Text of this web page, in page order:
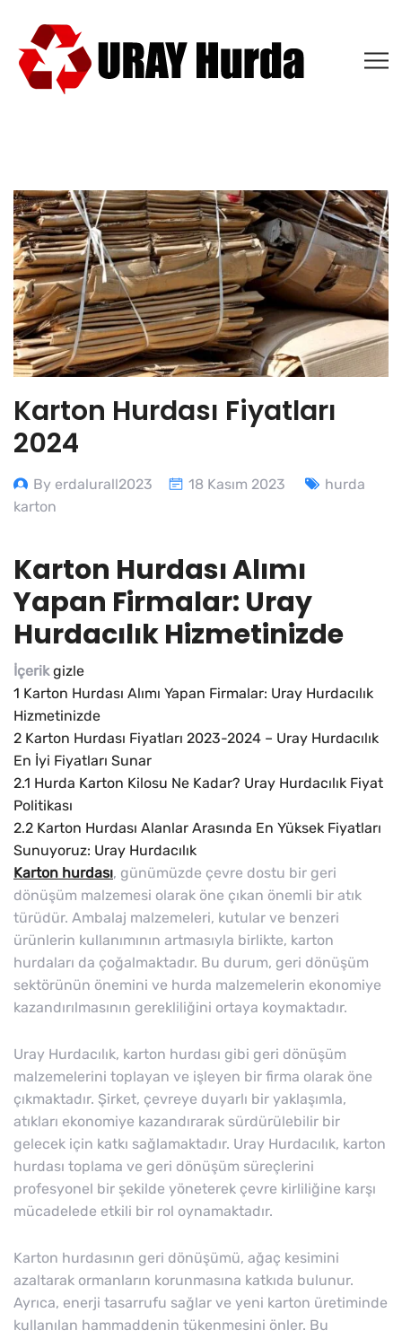
Karton Hurdası Fiyatları
2024
By erdalurall2023 18 Kasım 2023
hurda
karton
Karton Hurdası Alımı
Yapan Firmalar: Uray
Hurdacılık Hizmetinizde
İçerik gizle
1 Karton Hurdası Alımı Yapan Firmalar: Uray Hurdacılık
Hizmetinizde
2 Karton Hurdası Fiyatları 2023-2024 – Uray Hurdacılık
En İyi Fiyatları Sunar
2.1 Hurda Karton Kilosu Ne Kadar? Uray Hurdacılık Fiyat
Politikası
2.2 Karton Hurdası Alanlar Arasında En Yüksek Fiyatları
Sunuyoruz: Uray Hurdacılık
Karton hurdası, günümüzde çevre dostu bir geri
dönüşüm malzemesi olarak öne çıkan önemli bir atık
türüdür. Ambalaj malzemeleri, kutular ve benzeri
ürünlerin kullanımının artmasıyla birlikte, karton
hurdaları da çoğalmaktadır. Bu durum, geri dönüşüm
sektörünün önemini ve hurda malzemelerin ekonomiye
kazandırılmasının gerekliliğini ortaya koymaktadır.
Uray Hurdacılık, karton hurdası gibi geri dönüşüm
malzemelerini toplayan ve işleyen bir firma olarak öne
çıkmaktadır. Şirket, çevreye duyarlı bir yaklaşımla,
atıkları ekonomiye kazandırarak sürdürülebilir bir
gelecek için katkı sağlamaktadır. Uray Hurdacılık, karton
hurdası toplama ve geri dönüşüm süreçlerini
profesyonel bir şekilde yöneterek çevre kirliliğine karşı
mücadelede etkili bir rol oynamaktadır.
Karton hurdasının geri dönüşümü, ağaç kesimini
azaltarak ormanların korunmasına katkıda bulunur.
Ayrıca, enerji tasarrufu sağlar ve yeni karton üretiminde
kullanılan hammaddenin tükenmesini önler. Bu